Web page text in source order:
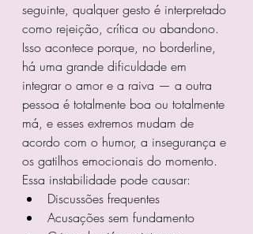
seguinte, qualquer gesto é interpretado
como rejeição, crítica ou abandono.
Isso acontece porque, no borderline,
há uma grande dificuldade em
integrar o amor e a raiva — a outra
pessoa é totalmente boa ou totalmente
má, e esses extremos mudam de
acordo com o humor, a insegurança e
os gatilhos emocionais do momento.
Essa instabilidade pode causar:
Discussões frequentes
Acusações sem fundamento